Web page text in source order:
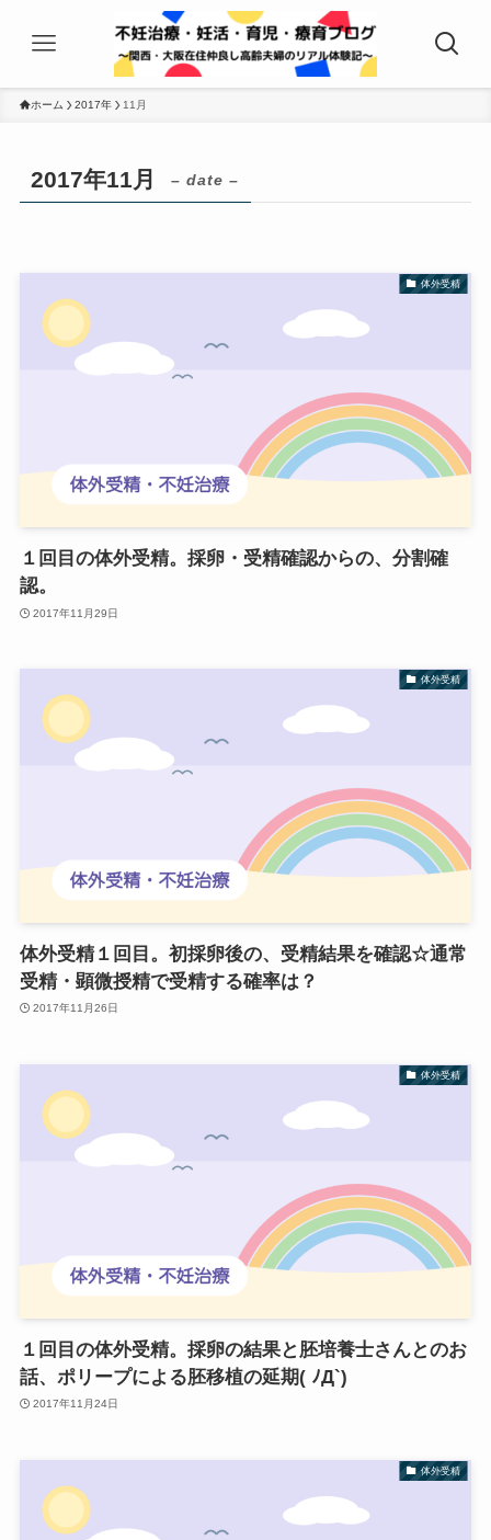
ホーム 2017年 11月
2017年11月 – date –
体外受精
１回目の体外受精。採卵・受精確認からの、分割確
認。
2017年11月29日
体外受精
体外受精１回目。初採卵後の、受精結果を確認☆通常
受精・顕微授精で受精する確率は？
2017年11月26日
体外受精
１回目の体外受精。採卵の結果と胚培養士さんとのお
話、ポリープによる胚移植の延期( ﾉД`)
2017年11月24日
体外受精